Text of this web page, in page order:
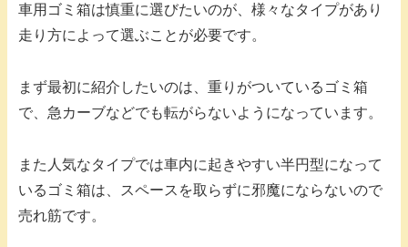
車用ゴミ箱は慎重に選びたいのが、様々なタイプがあり
走り方によって選ぶことが必要です。
まず最初に紹介したいのは、重りがついているゴミ箱
で、急カーブなどでも転がらないようになっています。
また人気なタイプでは車内に起きやすい半円型になって
いるゴミ箱は、スペースを取らずに邪魔にならないので
売れ筋です。